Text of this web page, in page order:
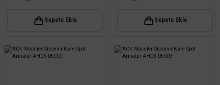
Sepete Ekle Sepete Ekle